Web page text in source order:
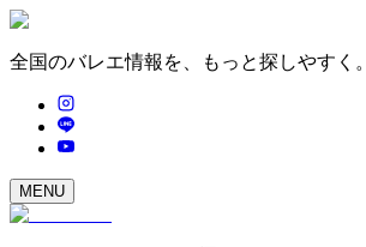
全国のバレエ情報を、もっと探しやすく。
MENU